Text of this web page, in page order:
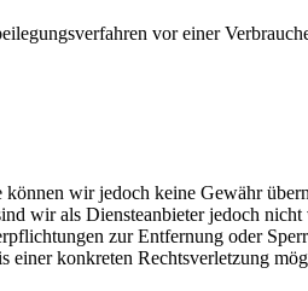
vor einer
wir jedoch keine Gewähr
wir als Diensteanbieter jedoch
zur Entfernung oder
konkreten Rechtsverletzung